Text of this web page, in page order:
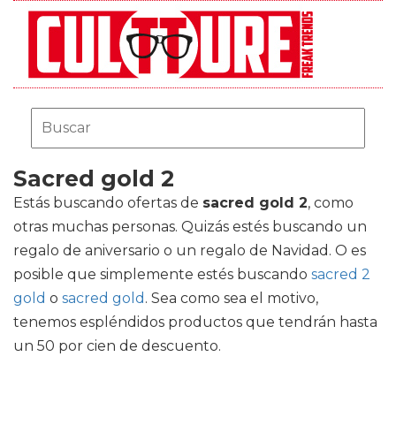
Sacred gold 2
Estás buscando ofertas de sacred gold 2, como
otras muchas personas. Quizás estés buscando un
regalo de aniversario o un regalo de Navidad. O es
posible que simplemente estés buscando sacred 2
gold o sacred gold . Sea como sea el motivo,
tenemos espléndidos productos que tendrán hasta
un 50 por cien de descuento.